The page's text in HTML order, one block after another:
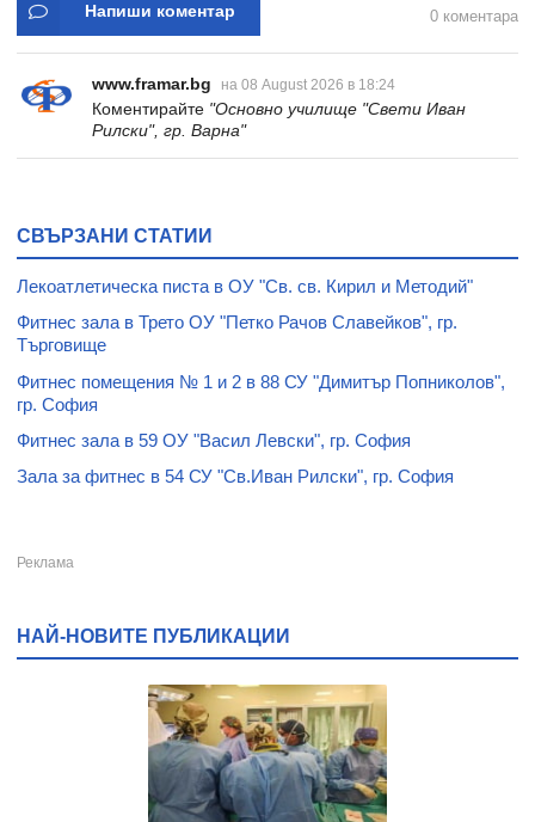
Напиши коментар 0 коментара
www.framar.bg на 08 August 2026 в 18:24
Коментирайте "Основно училище "Свети Иван
Рилски", гр. Варна"
СВЪРЗАНИ СТАТИИ
Лекоатлетическа писта в ОУ "Св. св. Кирил и Методий"
Фитнес зала в Трето ОУ "Петко Рачов Славейков", гр.
Търговище
Фитнес помещения № 1 и 2 в 88 СУ "Димитър Попниколов",
гр. София
Фитнес зала в 59 ОУ "Васил Левски", гр. София
Зала за фитнес в 54 СУ "Св.Иван Рилски", гр. София
НАЙ-НОВИТЕ ПУБЛИКАЦИИ